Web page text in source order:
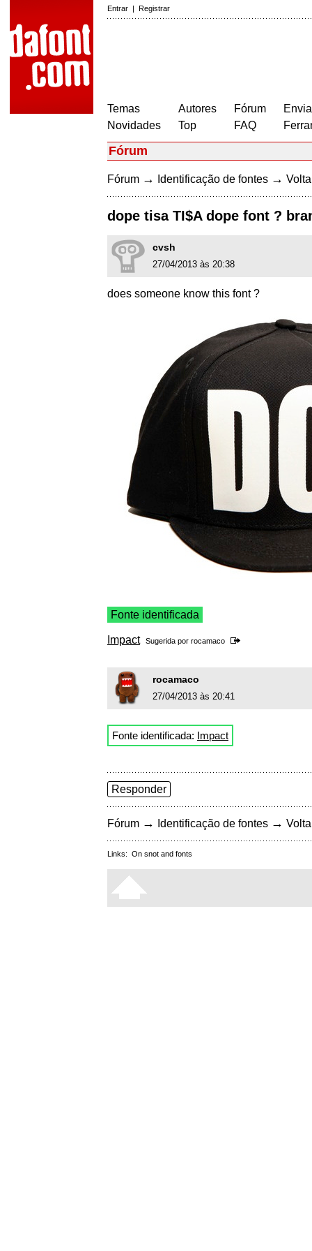
Entrar | Registrar
Temas
Novidades
Autores
Top
Fórum
FAQ
Fórum
Fórum → Identificação de fontes →
dope tisa TI$A dope font ?
cvsh
27/04/2013 às 20:38
does someone know this font ?
Fonte identificada
Impact Sugerida por rocamaco
rocamaco
27/04/2013 às 20:41
Fonte identificada: Impact
Responder
Fórum → Identificação de fontes →
Links: On snot and fonts